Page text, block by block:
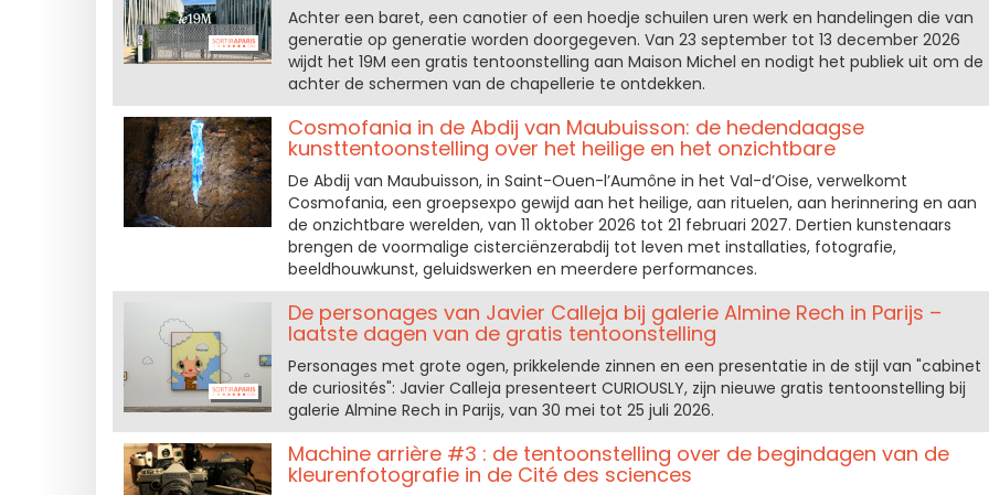
Achter een baret, een canotier of een hoedje schuilen uren werk en handelingen die van
generatie op generatie worden doorgegeven. Van 23 september tot 13 december 2026
wijdt het 19M een gratis tentoonstelling aan Maison Michel en nodigt het publiek uit om de
achter de schermen van de chapellerie te ontdekken.
Cosmofania in de Abdij van Maubuisson: de hedendaagse
kunsttentoonstelling over het heilige en het onzichtbare
De Abdij van Maubuisson, in Saint-Ouen-l’Aumône in het Val-d’Oise, verwelkomt
Cosmofania, een groepsexpo gewijd aan het heilige, aan rituelen, aan herinnering en aan
de onzichtbare werelden, van 11 oktober 2026 tot 21 februari 2027. Dertien kunstenaars
brengen de voormalige cisterciënzerabdij tot leven met installaties, fotografie,
beeldhouwkunst, geluidswerken en meerdere performances.
De personages van Javier Calleja bij galerie Almine Rech in Parijs –
laatste dagen van de gratis tentoonstelling
Personages met grote ogen, prikkelende zinnen en een presentatie in de stijl van "cabinet
de curiosités": Javier Calleja presenteert CURIOUSLY, zijn nieuwe gratis tentoonstelling bij
galerie Almine Rech in Parijs, van 30 mei tot 25 juli 2026.
Machine arrière #3 : de tentoonstelling over de begindagen van de
kleurenfotografie in de Cité des sciences